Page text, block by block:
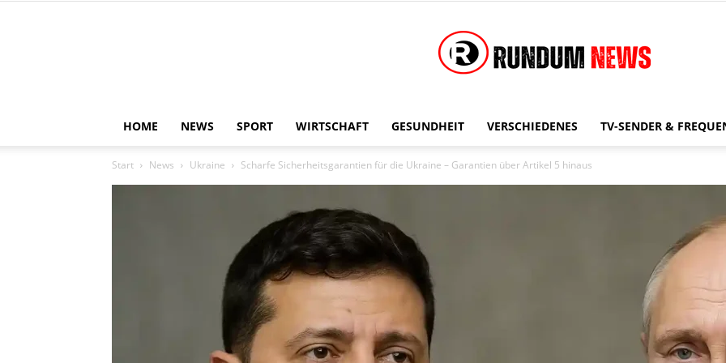
HOME NEWS SPORT WIRTSCHAFT GESUNDHEIT VERSCHIEDENES TV-SENDER &
Start News Ukraine Scharfe Sicherheitsgarantien für die Ukraine – Garantien über Artikel 5 hinaus